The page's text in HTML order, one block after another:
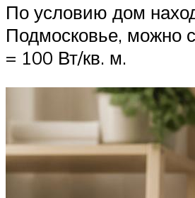
По условию дом
Подмосковье, можно
= 100 Вт/кв. м.